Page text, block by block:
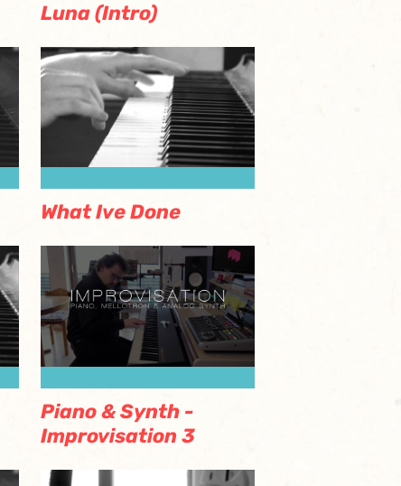
Luna (Intro)
What Ive Done
Piano & Synth -
Improvisation 3